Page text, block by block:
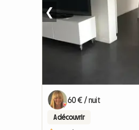
❮
60 € / nuit
A découvrir